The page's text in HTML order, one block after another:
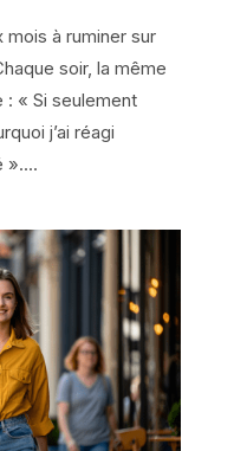
mois à ruminer sur
soir, la même
: « Si seulement
j’ai réagi
»....